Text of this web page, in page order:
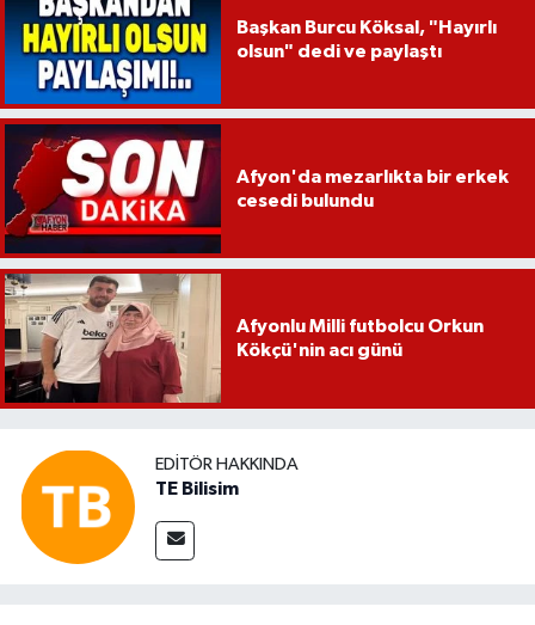
Başkan Burcu Köksal, "Hayırlı
olsun" dedi ve paylaştı
Afyon'da mezarlıkta bir erkek
cesedi bulundu
Afyonlu Milli futbolcu Orkun
Kökçü'nin acı günü
EDITÖR HAKKINDA
TE Bilisim